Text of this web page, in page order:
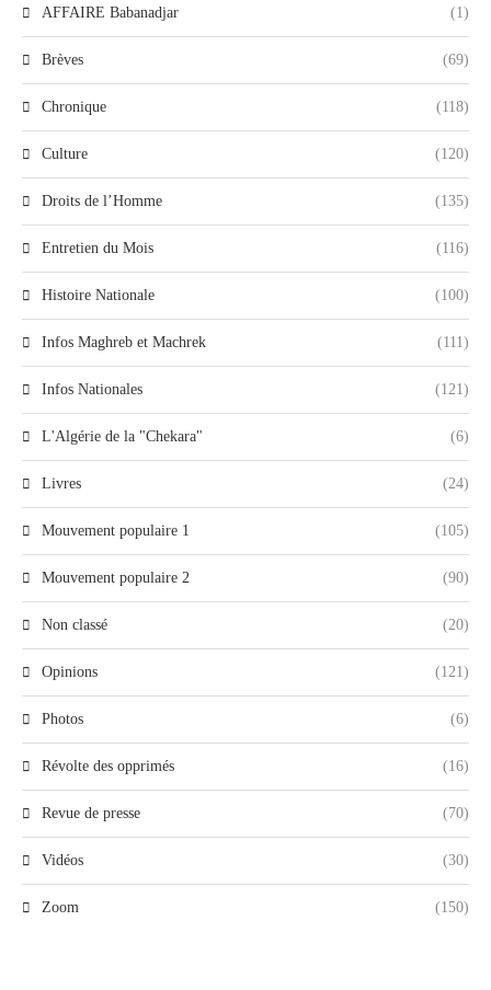
AFFAIRE Babanadjar (1)
Brèves (69)
Chronique (118)
Culture (120)
Droits de l’Homme (135)
Entretien du Mois (116)
Histoire Nationale (100)
Infos Maghreb et Machrek (111)
Infos Nationales (121)
L'Algérie de la "Chekara" (6)
Livres (24)
Mouvement populaire 1 (105)
Mouvement populaire 2 (90)
Non classé (20)
Opinions (121)
Photos (6)
Révolte des opprimés (16)
Revue de presse (70)
Vidéos (30)
Zoom (150)